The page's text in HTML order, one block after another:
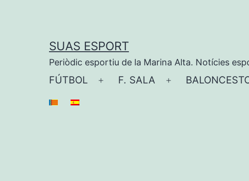
SUAS ESPORT
Periòdic esportiu de la Marina Alta. Notícies
FÚTBOL
Abrir
F. SALA
Abrir